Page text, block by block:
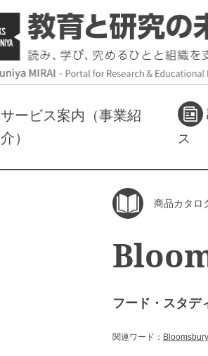
サービス案内（事業紹
介）
ス
商品カタロ
フード・スタデ
関連ワード： Bloomsbury